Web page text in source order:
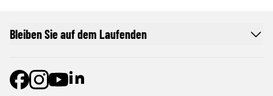
Bleiben Sie auf dem Laufenden